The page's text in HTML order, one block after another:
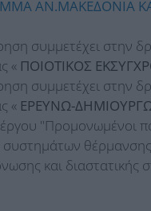
ΑΝ.ΜΑΚΕΔΟΝΙΑ
συμμετέχει στην
« ΠΟΙΟΤΙΚΟΣ
συμμετέχει στην
« ΕΡΕΥΝΩ-
έργου "Προμονωμένοι
συστημάτων
και διαστατικής